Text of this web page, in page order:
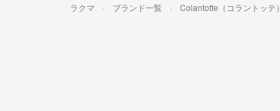
ラクマ ブランド一覧 Colantotte（コラントッテ）